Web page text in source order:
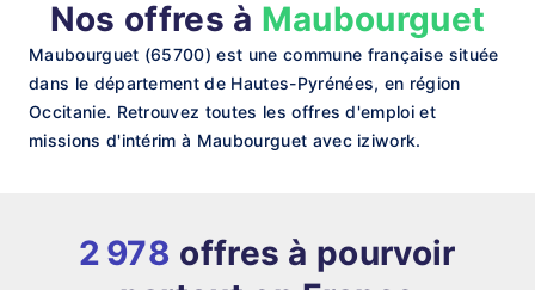
Nos offres à Maubourguet
Maubourguet (65700) est une commune française située
dans le département de Hautes-Pyrénées, en région
Occitanie. Retrouvez toutes les offres d'emploi et
missions d'intérim à Maubourguet avec iziwork.
2 978 offres à pourvoir